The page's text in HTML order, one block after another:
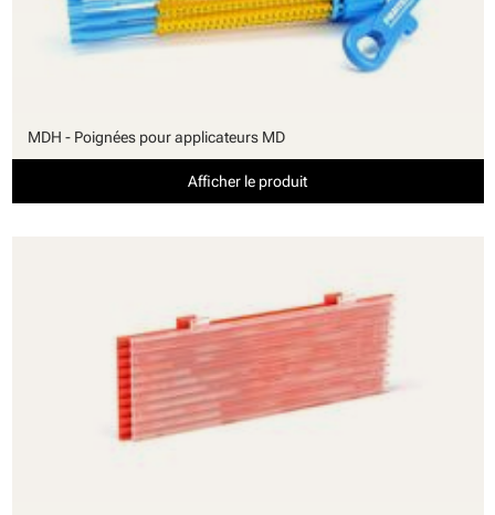
MDH - Poignées pour applicateurs MD
Afficher le produit